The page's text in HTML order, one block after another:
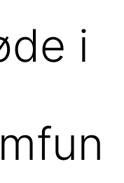
i